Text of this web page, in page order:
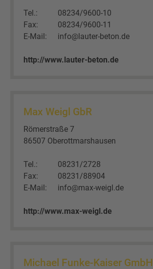
Tel.:
08234/9600-10
Fax:
08234/9600-11
E-Mail:
info@lauter-beton.de
http://www.lauter-beton.de
Max Weigl GbR
Römerstraße 7
86507 Oberottmarshausen
Tel.:
08231/2728
Fax:
08231/88904
E-Mail:
info@max-weigl.de
http://www.max-weigl.de
Michael Funke-Kaiser GmbH